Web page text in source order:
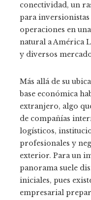
conectividad, un
para inversionistas
operaciones en
natural a América
y diversos
Más allá de su
base económica
extranjero, algo
de compañías
logísticos,
profesionales y
exterior. Para un
panorama suele
iniciales, pues
empresarial